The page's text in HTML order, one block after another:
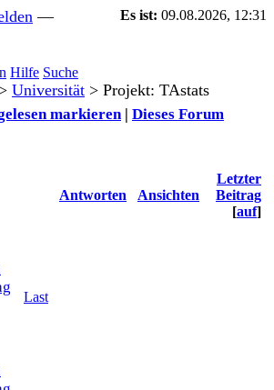
Es ist: 09.08.2026, 12:31
—
Hilfe Suche
> Universität > Projekt: TAstats
markieren| Dieses Forum
Antworten Ansichten
Letzter
Beitrag
[auf]
Last